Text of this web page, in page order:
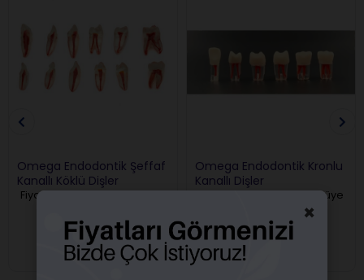
Omega Endodontik Şeffaf
Kanallı Köklü Dişler
Fiyatları görebilmek için üye
Omega Endodontik Kronlu
Kanallı Dişler
Fiyatları görebilmek için üye
girişi yapmalısınız.
×